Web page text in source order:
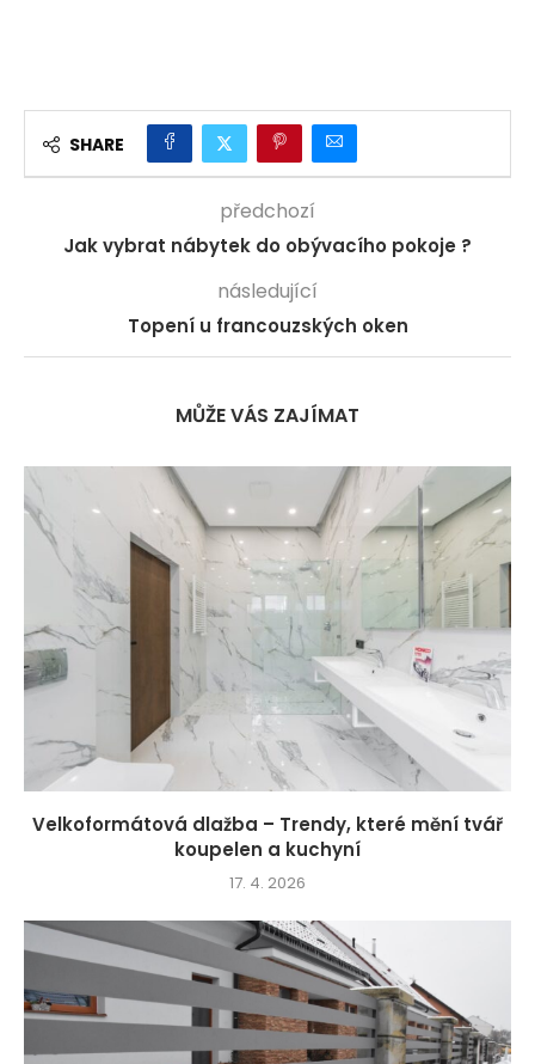
SHARE
předchozí
Jak vybrat nábytek do obývacího pokoje ?
následující
Topení u francouzských oken
MŮŽE VÁS ZAJÍMAT
Velkoformátová dlažba – Trendy, které mění tvář
koupelen a kuchyní
17. 4. 2026